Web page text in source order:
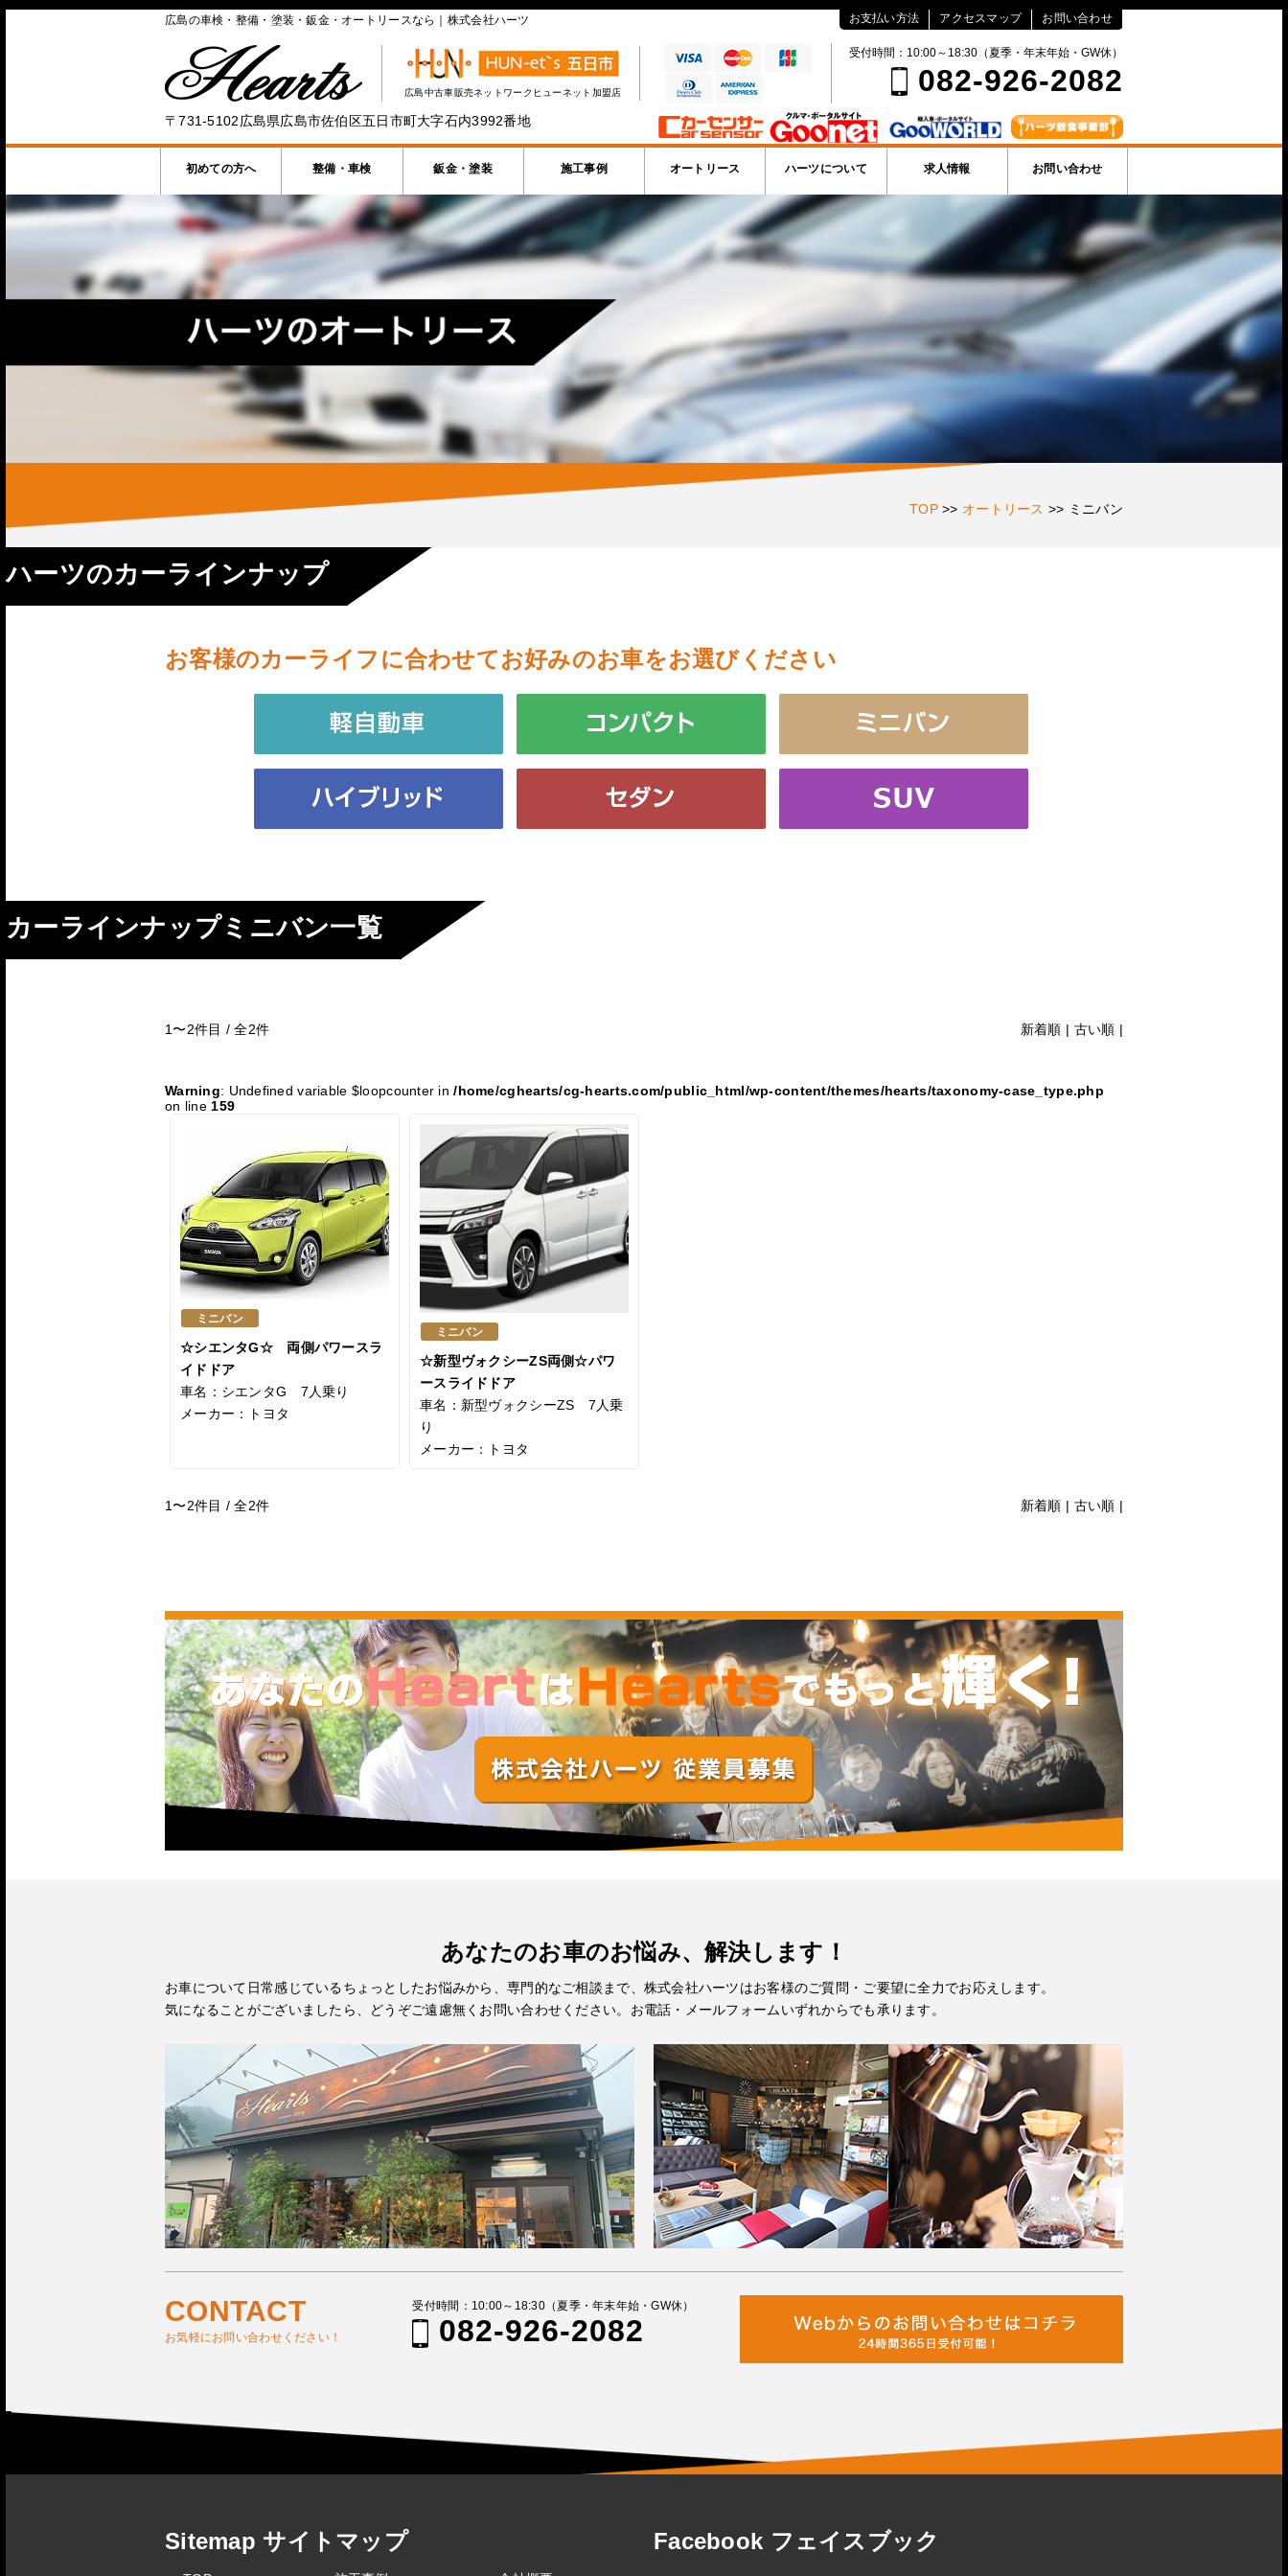
広島の車検・整備・塗装・鈑金・オートリースなら｜株式会社ハーツ お支払い方法 アクセスマップ お問い合わせ
広島中古車販売ネットワークヒューネット加盟店
受付時間：10:00～18:30（夏季・年末年始・GW休）
082-926-2082
〒731-5102広島県広島市佐伯区五日市町大字石内3992番地
初めての方へ 整備・車検 鈑金・塗装 施工事例 オートリース ハーツについて 求人情報 お問い合わせ
TOP>> オートリース >> ミニバン
ハーツのカーラインナップ
お客様のカーライフに合わせてお好みのお車をお選びください
カーラインナップミニバン一覧
1〜2件目 / 全2件 新着順 | 古い順 |
Warning: Undefined variable $loopcounter in/home/cghearts/cg-hearts.com/public_html/wp-content/themes/hearts/taxonomy-case_type.php
on line159
ミニバン
☆シエンタG☆ 両側パワースラ
イドドア
車名：シエンタG 7人乗り
メーカー：トヨタ
ミニバン
☆新型ヴォクシーZS両側☆パワ
ースライドドア
車名：新型ヴォクシーZS 7人乗
り
メーカー：トヨタ
1〜2件目 / 全2件 新着順 | 古い順 |
あなたのお車のお悩み、解決します！
お車について日常感じているちょっとしたお悩みから、専門的なご相談まで、株式会社ハーツはお客様のご質問・ご要望に全力でお応えします。
気になることがございましたら、どうぞご遠慮無くお問い合わせください。お電話・メールフォームいずれからでも承ります。
CONTACT
お気軽にお問い合わせください！
受付時間：10:00～18:30（夏季・年末年始・GW休）
082-926-2082
Sitemap サイトマップ Facebook フェイスブック